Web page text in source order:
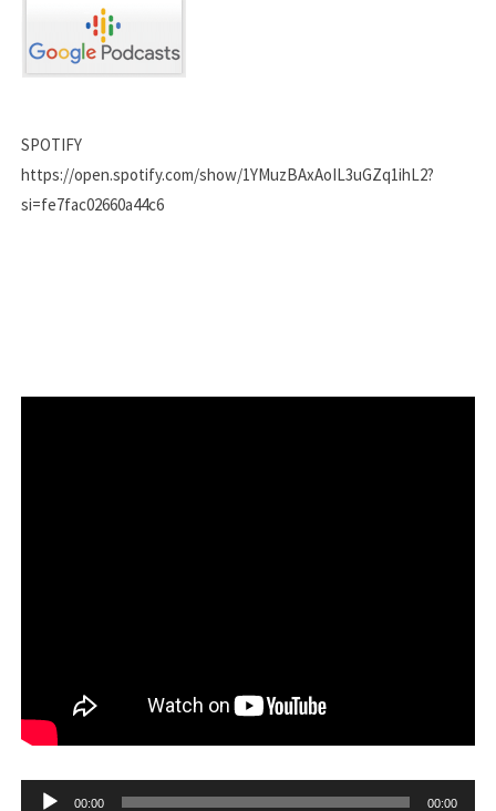
SPOTIFY
https://open.spotify.com/show/1YMuzBAxAoIL3uGZq1ihL2?
si=fe7fac02660a44c6
00:00 00:00